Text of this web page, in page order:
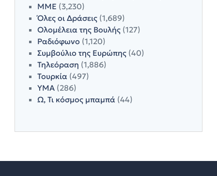
ΜΜΕ (3,230)
Όλες οι Δράσεις (1,689)
Ολομέλεια της Βουλής (127)
Ραδιόφωνο (1,120)
Συμβούλιο της Ευρώπης (40)
Τηλεόραση (1,886)
Τουρκία (497)
ΥΜΑ (286)
Ω, Τι κόσμος μπαμπά (44)